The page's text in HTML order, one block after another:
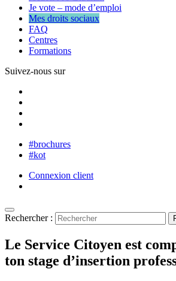
Je vote – mode d’emploi
Mes droits sociaux
FAQ
Centres
Formations
Suivez-nous sur
#brochures
#kot
Connexion client
Rechercher :
Le Service Citoyen est
ton stage d’insertion